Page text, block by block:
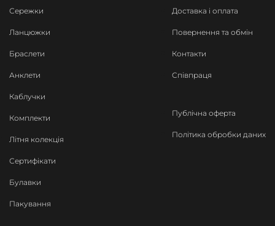
Сережки
Ланцюжки
Браслети
Анклети
Каблучки
Комплекти
Літня колекція
Сертифікати
Булавки
Пакування
Доставка і оплата
Повернення та обмін
Контакти
Співпраця
Публічна оферта
Політика обробки даних